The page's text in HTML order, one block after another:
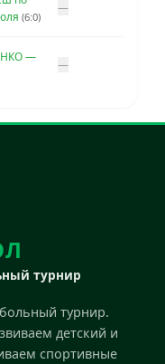
(6:0)
—
—
—
турнир
турнир.
детский и
спортивные